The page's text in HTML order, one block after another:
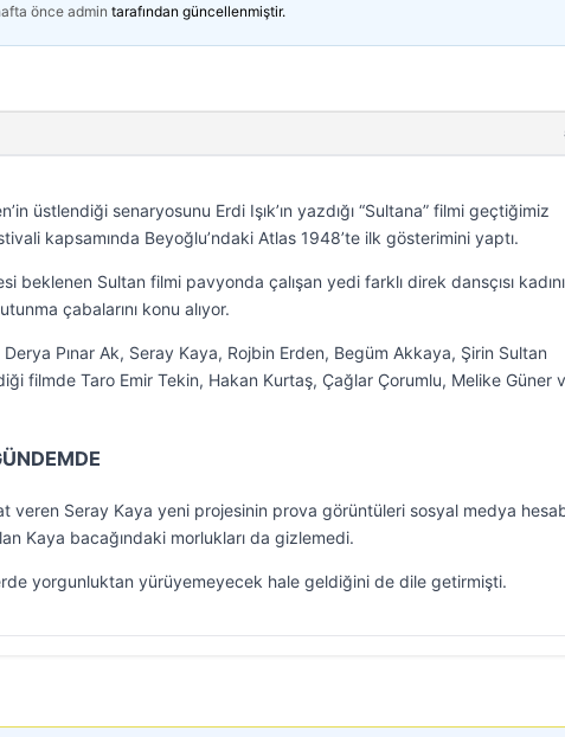
önce admin tarafından güncellenmiştir.
üstlendiği senaryosunu Erdi Işık’ın yazdığı “Sultana” filmi geçtiğimiz
kapsamında Beyoğlu’ndaki Atlas 1948’te ilk gösterimini yaptı.
beklenen Sultan filmi pavyonda çalışan yedi farklı direk dansçısı
çabalarını konu alıyor.
Pınar Ak, Seray Kaya, Rojbin Erden, Begüm Akkaya, Şirin Sultan
filmde Taro Emir Tekin, Hakan Kurtaş, Çağlar Çorumlu, Melike Güner
veren Seray Kaya yeni projesinin prova görüntüleri sosyal medya
Kaya bacağındaki morlukları da gizlemedi.
yorgunluktan yürüyemeyecek hale geldiğini de dile getirmişti.